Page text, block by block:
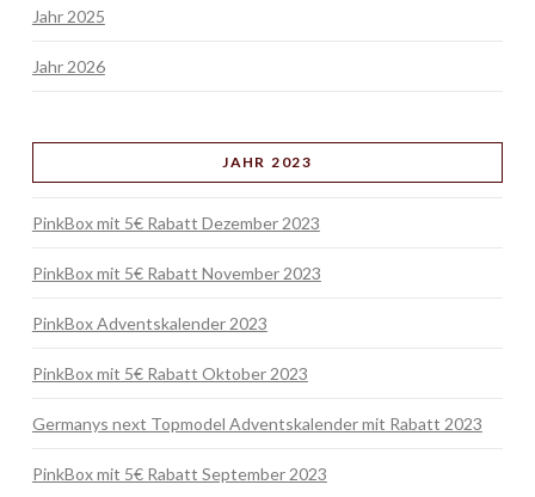
Jahr 2025
Jahr 2026
JAHR 2023
PinkBox mit 5€ Rabatt Dezember 2023
PinkBox mit 5€ Rabatt November 2023
PinkBox Adventskalender 2023
PinkBox mit 5€ Rabatt Oktober 2023
Germanys next Topmodel Adventskalender mit Rabatt 2023
PinkBox mit 5€ Rabatt September 2023